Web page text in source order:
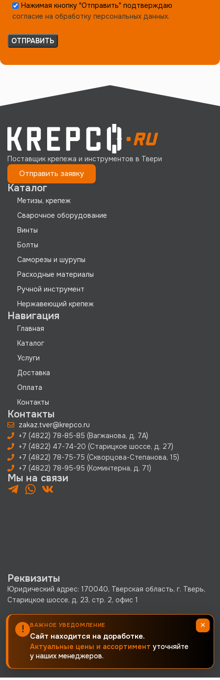
Нажимая кнопку "Отправить" подтверждаю
согласие на обработку персональных данных.
Поставщик крепежа и инструментов в Твери
Отправить заявку
Каталог
Метизы, крепеж
Сварочное оборудование
Винты
Болты
Саморезы и шурупы
Расходные материалы
Ручной инструмент
Нержавеющий крепеж
Навигация
Главная
Каталог
Услуги
Доставка
Оплата
Контакты
Контакты
zakaz.tver@krepco.ru
+7 (4822) 78-85-85 (Вагжанова, д. 7А)
+7 (4822) 47-74-20 (Старицкое шоссе, д. 27)
+7 (4822) 78-75-75 (Скворцова-Степанова, 15)
+7 (4822) 78-95-95 (Коминтерна, д. 71)
Мы на связи
Реквизиты
Юридический адрес: 170040, Тверская область, г. Тверь,
Старицкое шоссе, д. 23, стр. 2, офис 1
ООО «КРЕПКО.РУ» ОГРН 1256900002380 · ИНН
6900019171 · КПП 690001001
Политика конфиденциальности
Согласие на обработку персональных данных
! ВАЖНОЕ УВЕДОМЛЕНИЕ
Сайт находится на доработке.
Актуальные цены и ассортимент уточняйте
у наших менеджеров.
×